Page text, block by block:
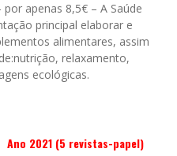
apenas 8,5€ – A Saúde
principal elaborar e
alimentares, assim
relaxamento,
ecológicas.
Ano 2021 (5 revistas-papel)